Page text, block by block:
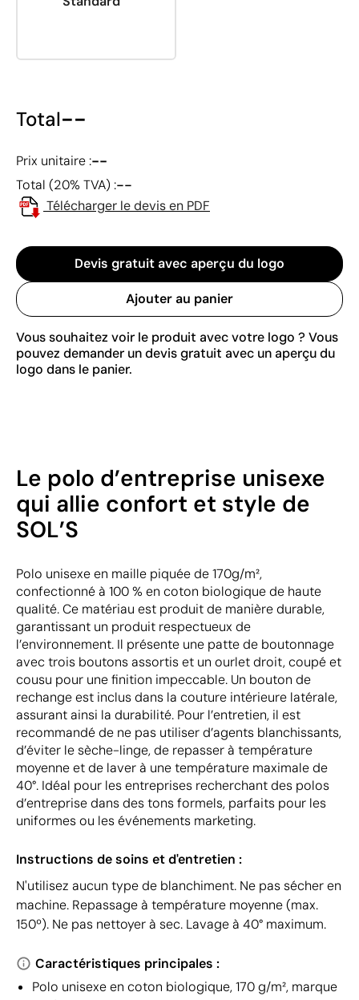
Total--
Prix unitaire :--
Total (20% TVA) :--
Télécharger le devis en PDF
Devis gratuit avec aperçu du logo
Ajouter au panier
Vous souhaitez voir le produit avec votre logo ? Vous
pouvez demander un devis gratuit avec un aperçu du
logo dans le panier.
Le polo d’entreprise unisexe
qui allie confort et style de
SOL’S
Polo unisexe en maille piquée de 170g/m²,
confectionné à 100 % en coton biologique de haute
qualité. Ce matériau est produit de manière durable,
garantissant un produit respectueux de
l’environnement. Il présente une patte de boutonnage
avec trois boutons assortis et un ourlet droit, coupé et
cousu pour une finition impeccable. Un bouton de
rechange est inclus dans la couture intérieure latérale,
assurant ainsi la durabilité. Pour l’entretien, il est
recommandé de ne pas utiliser d’agents blanchissants,
d’éviter le sèche-linge, de repasser à température
moyenne et de laver à une température maximale de
40°. Idéal pour les entreprises recherchant des polos
d’entreprise dans des tons formels, parfaits pour les
uniformes ou les événements marketing.
Instructions de soins et d'entretien :
N'utilisez aucun type de blanchiment. Ne pas sécher en
machine. Repassage à température moyenne (max.
150º). Ne pas nettoyer à sec. Lavage à 40° maximum.
Caractéristiques principales :
Polo unisexe en coton biologique, 170 g/m², marque